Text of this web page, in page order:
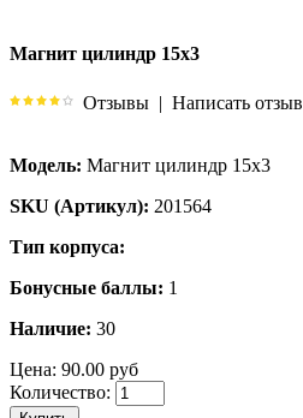
Магнит цилиндр 15х3
Отзывы | Написать отзыв
Модель: Магнит цилиндр 15х3
SKU (Артикул): 201564
Тип корпуса:
Бонусные баллы: 1
Наличие: 30
Цена: 90.00 руб
Количество: